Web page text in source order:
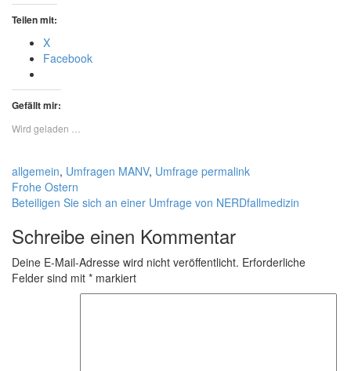
Teilen mit:
X
Facebook
Gefällt mir:
Wird geladen …
allgemein, Umfragen MANV, Umfrage permalink
Frohe Ostern
Beteiligen Sie sich an einer Umfrage von NERDfallmedizin
Schreibe einen Kommentar
Deine E-Mail-Adresse wird nicht veröffentlicht. Erforderliche
Felder sind mit * markiert